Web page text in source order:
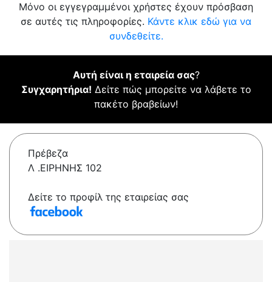
Μόνο οι εγγεγραμμένοι χρήστες έχουν πρόσβαση
σε αυτές τις πληροφορίες. Κάντε κλικ εδώ για να
συνδεθείτε.
Αυτή είναι η εταιρεία σας?
Συγχαρητήρια! Δείτε πώς μπορείτε να λάβετε το
πακέτο βραβείων!
Πρέβεζα
Λ .ΕΙΡΗΝΗΣ 102
Δείτε το προφίλ της εταιρείας σας